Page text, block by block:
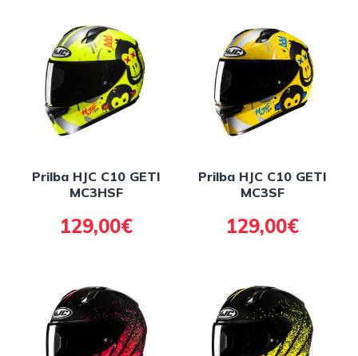
Prilba HJC C10 GETI
MC3HSF
129,00€
Prilba HJC C10 GETI
MC3SF
129,00€